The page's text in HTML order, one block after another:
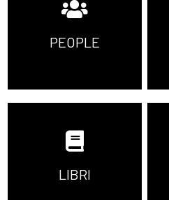
Grassulini: pagina
[29]I tuoi
cassetto, di
Allegra: pagina 69
PEOPLE
LIBRI